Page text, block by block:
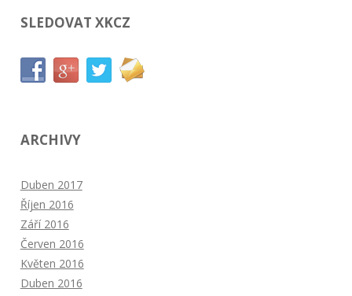
SLEDOVAT XKCZ
ARCHIVY
Duben 2017
Říjen 2016
Září 2016
Červen 2016
Květen 2016
Duben 2016